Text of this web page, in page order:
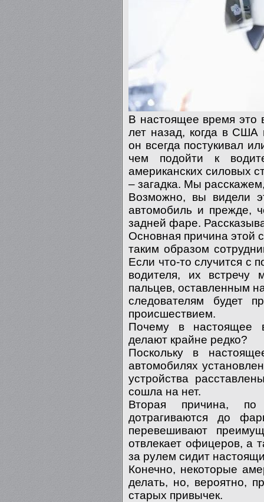
В настоящее время это
лет назад, когда в США
он всегда постукивал
чем подойти к
американских силовых
– загадка. Мы
Возможно, вы видели
автомобиль и прежде,
задней фаре.
Основная причина этой
таким образом
Если что-то случится с
водителя, их встречу
пальцев, оставленным
следователям будет
происшествием.
Почему в настоящее
делают крайне редко?
Поскольку в
автомобилях
устройства
сошла на нет.
Вторая причина,
дотрагиваются до
перевешивают
отвлекает офицеров, а
за рулем сидит
Конечно, некоторые
делать, но, вероятно,
старых привычек.